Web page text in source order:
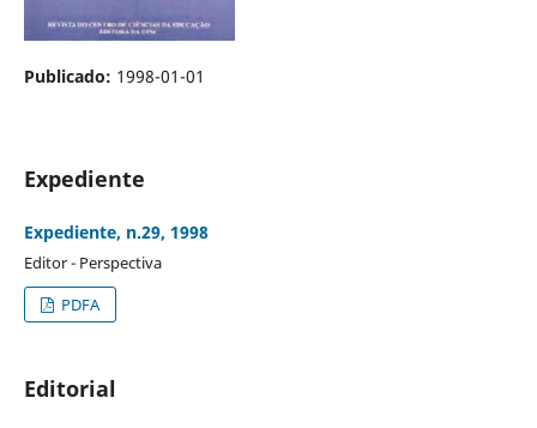
Publicado: 1998-01-01
Expediente
Expediente, n.29, 1998
Editor - Perspectiva
PDFA
Editorial